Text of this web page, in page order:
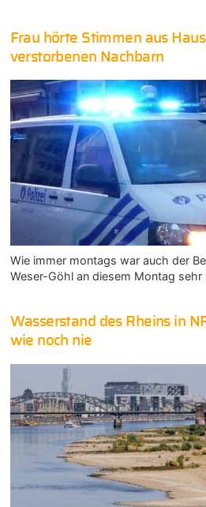
Frau hörte Stimmen aus
verstorbenen Nachbarn
Wie immer montags war auch der
Weser-Göhl an diesem Montag sehr
Wasserstand des Rheins in
wie noch nie